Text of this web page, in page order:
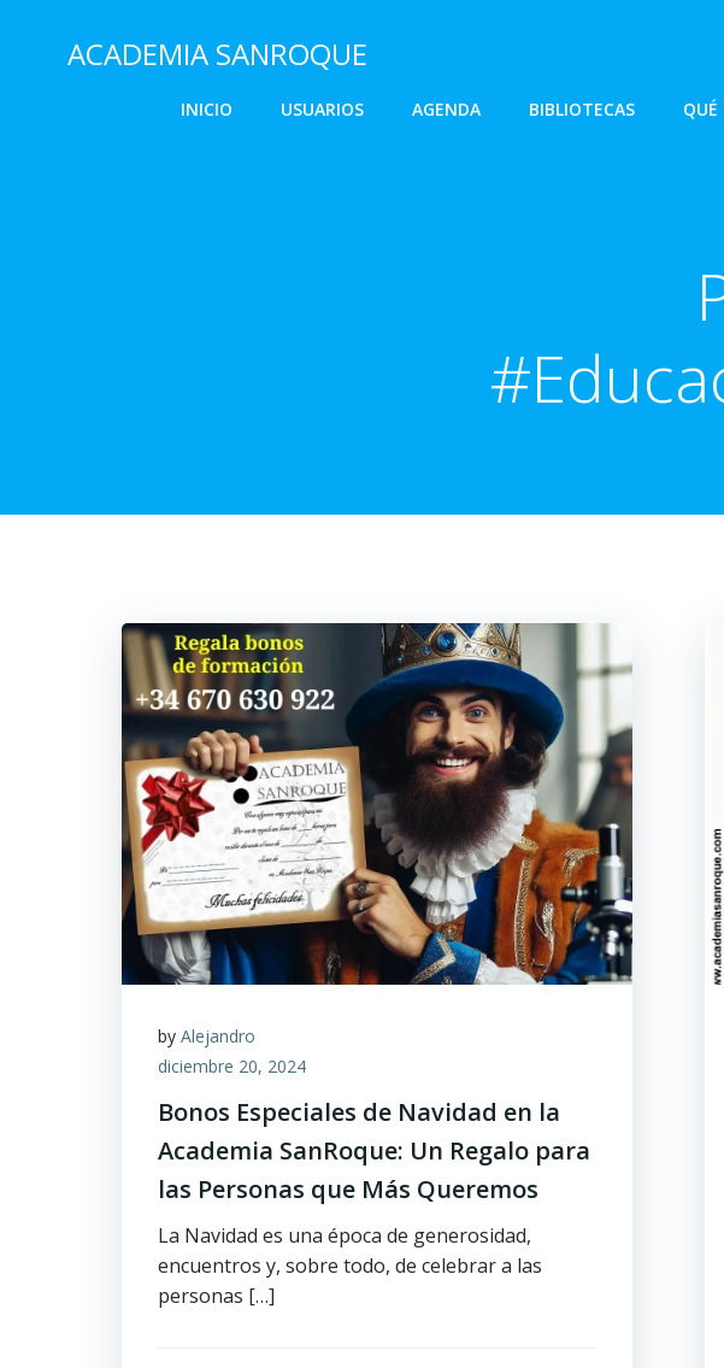
contenidoACADEMIA SANROQUE
INICIO USUARIOS AGENDA BIBLIOTECAS QUÉ
by Alejandro
diciembre 20, 2024
Bonos Especiales de Navidad en la
Academia SanRoque: Un Regalo para
las Personas que Más Queremos
La Navidad es una época de generosidad,
encuentros y, sobre todo, de celebrar a las
personas […]